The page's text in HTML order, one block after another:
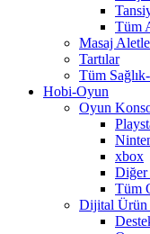
Tüm
Masaj
Tartılar
Tüm
Hobi-Oyun
Oyun
xbox
Diğer
Tüm
Dijital Ürün